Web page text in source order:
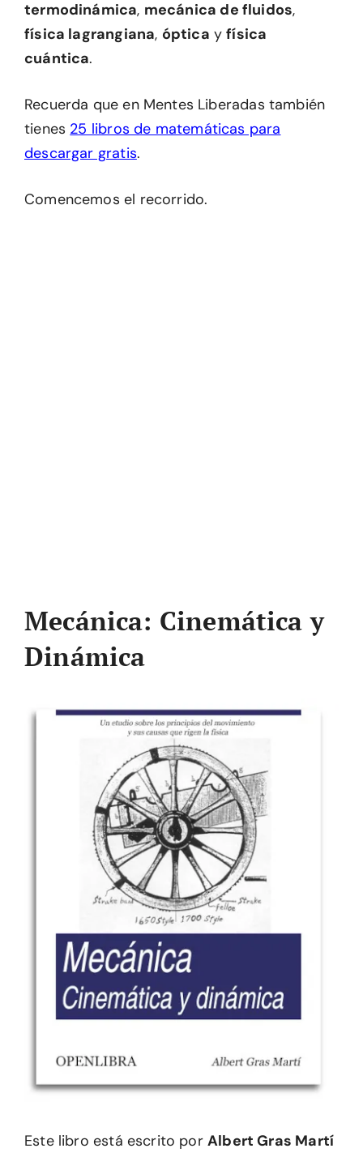
termodinámica, mecánica de fluidos,
física lagrangiana, óptica yfísica
cuántica.
Recuerda que en Mentes Liberadas también
tienes 25 libros de matemáticas para
descargar gratis.
Comencemos el recorrido.
Mecánica: Cinemática y
Dinámica
Este libro está escrito porAlbert Gras Martí